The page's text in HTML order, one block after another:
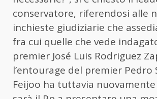
conservatore, riferendosi alle
inchieste giudiziarie che
fra cui quelle che vede
premier José Luis Rodriguez
l’entourage del premier Pedro
Feijoo ha tuttavia nuovamente